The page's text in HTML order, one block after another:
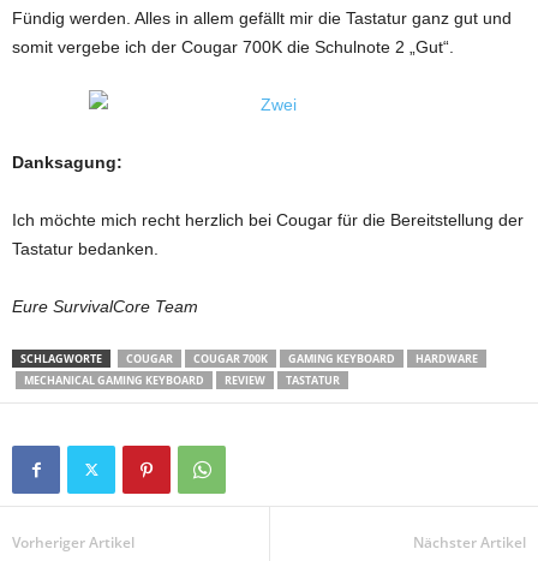
Fündig werden. Alles in allem gefällt mir die Tastatur ganz gut und
somit vergebe ich der Cougar 700K die Schulnote 2 „Gut“.
Danksagung:
Ich möchte mich recht herzlich bei Cougar für die Bereitstellung der
Tastatur bedanken.
Eure SurvivalCore Team
SCHLAGWORTE COUGAR COUGAR 700K GAMING KEYBOARD
HARDWARE
MECHANICAL GAMING KEYBOARD
REVIEW TASTATUR
Vorheriger Artikel Nächster Artikel